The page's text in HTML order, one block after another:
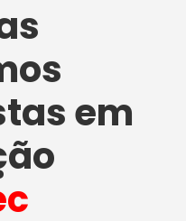
em